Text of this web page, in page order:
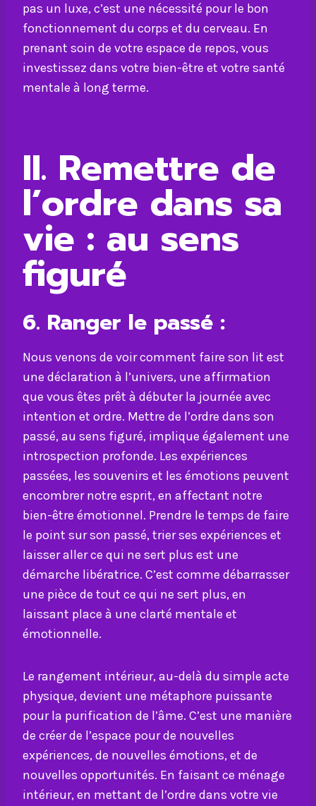
pas un luxe, c’est une nécessité pour le bon
fonctionnement du corps et du cerveau. En
prenant soin de votre espace de repos, vous
investissez dans votre bien-être et votre santé
mentale à long terme.
II. Remettre de
l’ordre dans sa
vie : au sens
figuré
6. Ranger le passé :
Nous venons de voir comment faire son lit est
une déclaration à l’univers, une affirmation
que vous êtes prêt à débuter la journée avec
intention et ordre. Mettre de l’ordre dans son
passé, au sens figuré, implique également une
introspection profonde. Les expériences
passées, les souvenirs et les émotions peuvent
encombrer notre esprit, en affectant notre
bien-être émotionnel. Prendre le temps de faire
le point sur son passé, trier ses expériences et
laisser aller ce qui ne sert plus est une
démarche libératrice. C’est comme débarrasser
une pièce de tout ce qui ne sert plus, en
laissant place à une clarté mentale et
émotionnelle.
Le rangement intérieur, au-delà du simple acte
physique, devient une métaphore puissante
pour la purification de l’âme. C’est une manière
de créer de l’espace pour de nouvelles
expériences, de nouvelles émotions, et de
nouvelles opportunités. En faisant ce ménage
intérieur, en mettant de l’ordre dans votre vie